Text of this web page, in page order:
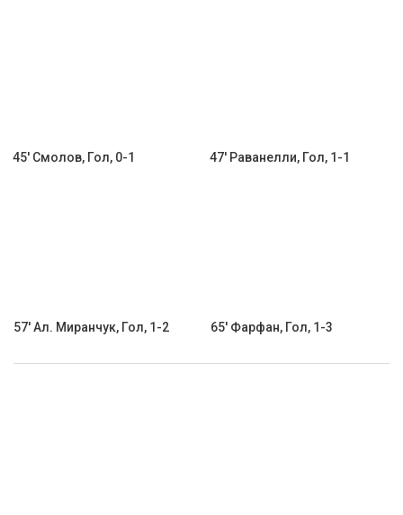
45' Смолов, Гол, 0-1 47' Раванелли, Гол, 1-1
57' Ал. Миранчук, Гол, 1-2 65' Фарфан, Гол, 1-3